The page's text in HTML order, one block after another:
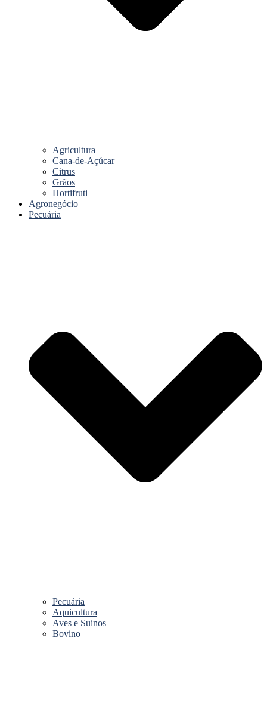
Agricultura
Cana-de-Açúcar
Citrus
Grãos
Hortifruti
Agronegócio
Pecuária
Pecuária
Aquicultura
Aves e Suinos
Bovino